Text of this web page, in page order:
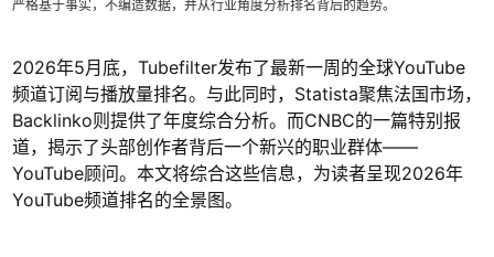
严格基于事实，不编造数据，并从行业角度分析排名背后的趋势。
2026年5月底，Tubefilter发布了最新一周的全球YouTube
频道订阅与播放量排名。与此同时，Statista聚焦法国市场，
Backlinko则提供了年度综合分析。而CNBC的一篇特别报
道，揭示了头部创作者背后一个新兴的职业群体——
YouTube顾问。本文将综合这些信息，为读者呈现2026年
YouTube频道排名的全景图。